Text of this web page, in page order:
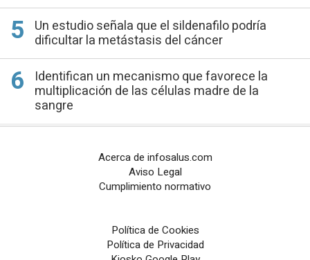
Un estudio señala que el sildenafilo podría
dificultar la metástasis del cáncer
Identifican un mecanismo que favorece la
multiplicación de las células madre de la
sangre
Acerca de infosalus.com
Aviso Legal
Cumplimiento normativo
Política de Cookies
Política de Privacidad